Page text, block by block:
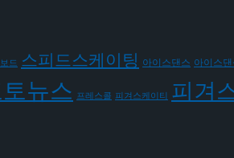
드 스피드스케이팅 아이스댄스 아이스댄
뉴스 프레스콜 피겨스케이티 피겨